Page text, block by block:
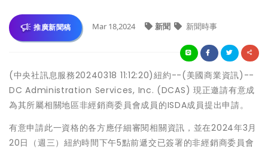
推廣新聞稿 Mar 18,2024 新聞 新聞時事
(中央社訊息服務20240318 11:12:20)紐約--(美國商業資訊)--
DC Administration Services, Inc. (DCAS) 現正邀請有意成
為其所屬相關地區非經銷商委員會成員的ISDA成員提出申請。
有意申請此一資格的各方應仔細審閱相關資訊，並在2024年3月
20日（週三）紐約時間下午5點前遞交已簽署的非經銷商委員會